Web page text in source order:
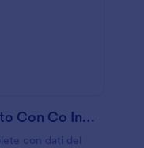
Modulo Di Richiesta Affitto Con Co Interessato E Firme
con dati del